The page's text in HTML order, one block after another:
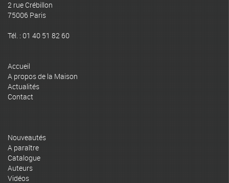
2 rue Crébillon
75006 Paris
Tél. : 01 40 51 82 60
Accueil
A propos de la Maison
Actualités
Contact
Nouveautés
A paraître
Catalogue
Auteurs
Vidéos